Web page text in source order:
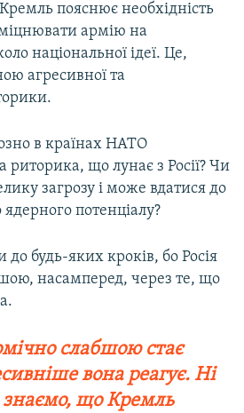
пояснює необхідність
армію на
національної ідеї. Це,
агресивної та
в країнах НАТО
риторика, що лунає з Росії? Чи
загрозу і може вдатися до
потенціалу?
до будь-яких кроків, бо Росія
насамперед, через те, що
слабшою стає
вона реагує. Ні
що Кремль